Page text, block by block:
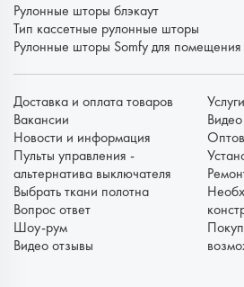
Рулонные шторы блэкаут
Тип кассетные рулонные шторы
Рулонные шторы Somfy для помещения
Доставка и оплата товаров
Вакансии
Новости и информация
Пульты управления -
альтернатива выключателя
Выбрать ткани полотна
Вопрос ответ
Шоу-рум
Видео отзывы